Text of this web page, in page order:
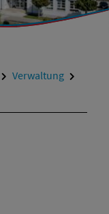
Verwaltung